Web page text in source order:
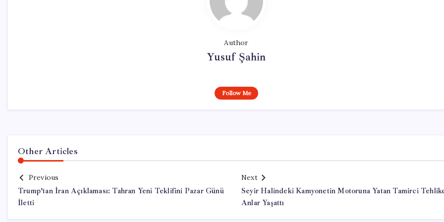
Author
Yusuf Şahin
Follow Me
Other Articles
Previous
Trump’tan İran Açıklaması: Tahran Yeni Teklifini Pazar Günü
İletti
Next
Seyir Halindeki Kamyonetin Motoruna Yatan Tamirci
Anlar Yaşattı